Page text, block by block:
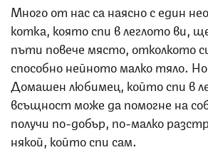
Много от нас са наясно с един
котка, която спи в леглото ви,
пъти повече място, отколкото
способно нейното малко тяло.
Домашен любимец, който спи в
всъщност може да помогне на
получи по-добър, по-малко
някой, който спи сам.